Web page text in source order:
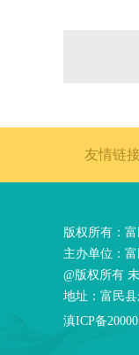
友情链
版权所有：
主办单位：
@版权所有
地址：富民县
滇ICP备